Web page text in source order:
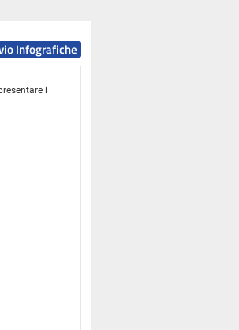
i
Infografiche